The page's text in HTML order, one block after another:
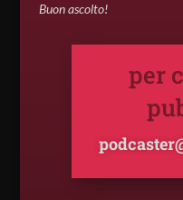
Buon ascolto!
per